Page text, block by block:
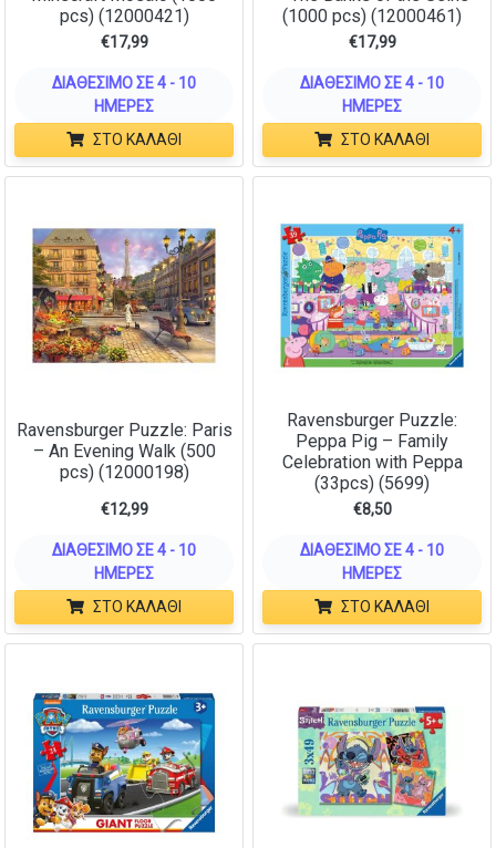
pcs) (12000421)
€17,99
ΔΙΑΘΈΣΙΜΟ ΣΕ 4 - 10
ΗΜΈΡΕΣ
ΣΤΟ ΚΑΛΆΘΙ
(1000 pcs) (12000461)
€17,99
ΔΙΑΘΈΣΙΜΟ ΣΕ 4 - 10
ΗΜΈΡΕΣ
ΣΤΟ ΚΑΛΆΘΙ
Ravensburger Puzzle: Paris
– An Evening Walk (500
pcs) (12000198)
€12,99
ΔΙΑΘΈΣΙΜΟ ΣΕ 4 - 10
ΗΜΈΡΕΣ
ΣΤΟ ΚΑΛΆΘΙ
Ravensburger Puzzle:
Peppa Pig – Family
Celebration with Peppa
(33pcs) (5699)
€8,50
ΔΙΑΘΈΣΙΜΟ ΣΕ 4 - 10
ΗΜΈΡΕΣ
ΣΤΟ ΚΑΛΆΘΙ